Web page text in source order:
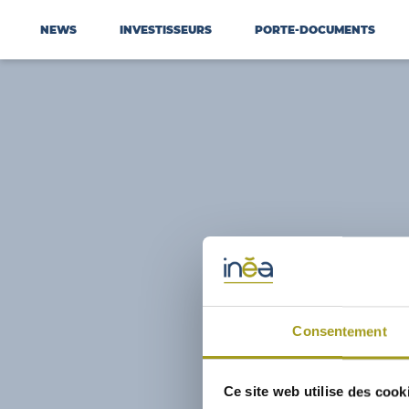
Consentement
Ce site web utilise des
NEWS INVESTISSEURS PORTE-DOCUMENTS